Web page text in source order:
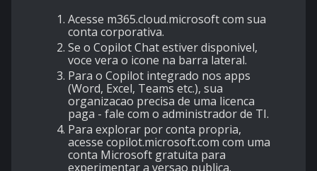
Acesse m365.cloud.microsoft com sua
conta corporativa.
Se o Copilot Chat estiver disponivel,
voce vera o icone na barra lateral.
Para o Copilot integrado nos apps
(Word, Excel, Teams etc.), sua
organizacao precisa de uma licenca
paga - fale com o administrador de TI.
Para explorar por conta propria,
acesse copilot.microsoft.com com uma
conta Microsoft gratuita para
experimentar a versao publica.